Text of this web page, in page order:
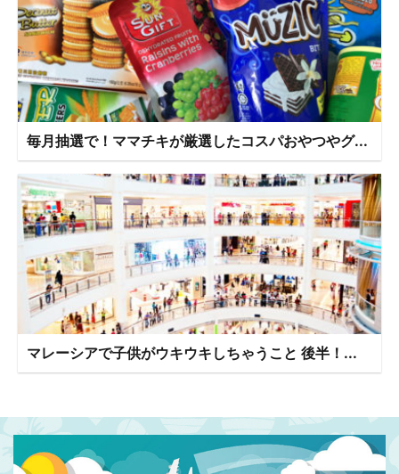
毎月抽選で！ママチキが厳選したコスパおやつやグ...
マレーシアで子供がウキウキしちゃうこと 後半！...